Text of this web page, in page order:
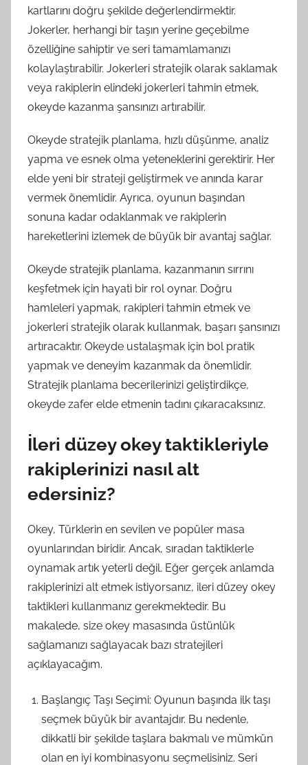
kartlarını doğru şekilde değerlendirmektir.
Jokerler, herhangi bir taşın yerine geçebilme
özelliğine sahiptir ve seri tamamlamanızı
kolaylaştırabilir. Jokerleri stratejik olarak saklamak
veya rakiplerin elindeki jokerleri tahmin etmek,
okeyde kazanma şansınızı artırabilir.
Okeyde stratejik planlama, hızlı düşünme, analiz
yapma ve esnek olma yeteneklerini gerektirir. Her
elde yeni bir strateji geliştirmek ve anında karar
vermek önemlidir. Ayrıca, oyunun başından
sonuna kadar odaklanmak ve rakiplerin
hareketlerini izlemek de büyük bir avantaj sağlar.
Okeyde stratejik planlama, kazanmanın sırrını
keşfetmek için hayati bir rol oynar. Doğru
hamleleri yapmak, rakipleri tahmin etmek ve
jokerleri stratejik olarak kullanmak, başarı şansınızı
artıracaktır. Okeyde ustalaşmak için bol pratik
yapmak ve deneyim kazanmak da önemlidir.
Stratejik planlama becerilerinizi geliştirdikçe,
okeyde zafer elde etmenin tadını çıkaracaksınız.
İleri düzey okey taktikleriyle
rakiplerinizi nasıl alt
edersiniz?
Okey, Türklerin en sevilen ve popüler masa
oyunlarından biridir. Ancak, sıradan taktiklerle
oynamak artık yeterli değil. Eğer gerçek anlamda
rakiplerinizi alt etmek istiyorsanız, ileri düzey okey
taktikleri kullanmanız gerekmektedir. Bu
makalede, size okey masasında üstünlük
sağlamanızı sağlayacak bazı stratejileri
açıklayacağım.
Başlangıç Taşı Seçimi: Oyunun başında ilk taşı
seçmek büyük bir avantajdır. Bu nedenle,
dikkatli bir şekilde taşlara bakmalı ve mümkün
olan en iyi kombinasyonu seçmelisiniz. Seri